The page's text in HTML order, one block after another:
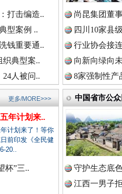
共新闻网.
制新闻网.
治新闻网.
院新闻网.
！ 三轮上
我” 全民健
打击编造..
型案例 ..
钱重要通..
织典型案..
人被问..
尚昆集团董
四川10家县
行业协会接
向新向绿向
8家强制性产
年计划来..
计划来了！等你
前印发《全民健
20..
杯”三..
更多/MORE>>> 中国省市公
守护生态底
江西一男子